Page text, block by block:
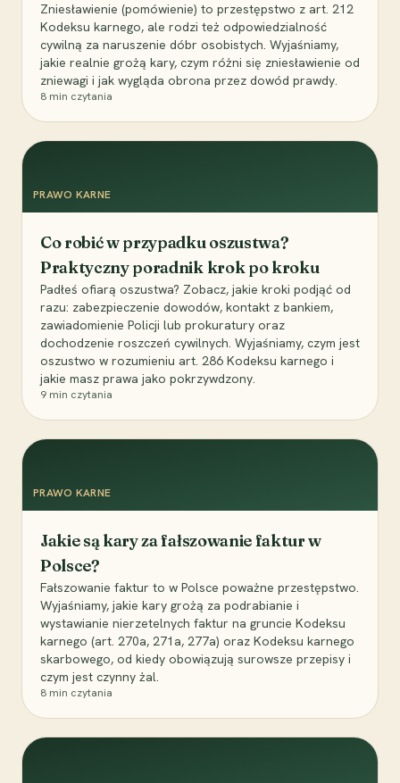
Zniesławienie (pomówienie) to przestępstwo z art. 212
Kodeksu karnego, ale rodzi też odpowiedzialność
cywilną za naruszenie dóbr osobistych. Wyjaśniamy,
jakie realnie grożą kary, czym różni się zniesławienie od
zniewagi i jak wygląda obrona przez dowód prawdy.
8 min czytania
PRAWO KARNE
Co robić w przypadku oszustwa?
Praktyczny poradnik krok po kroku
Padłeś ofiarą oszustwa? Zobacz, jakie kroki podjąć od
razu: zabezpieczenie dowodów, kontakt z bankiem,
zawiadomienie Policji lub prokuratury oraz
dochodzenie roszczeń cywilnych. Wyjaśniamy, czym jest
oszustwo w rozumieniu art. 286 Kodeksu karnego i
jakie masz prawa jako pokrzywdzony.
9 min czytania
PRAWO KARNE
Jakie są kary za fałszowanie faktur w
Polsce?
Fałszowanie faktur to w Polsce poważne przestępstwo.
Wyjaśniamy, jakie kary grożą za podrabianie i
wystawianie nierzetelnych faktur na gruncie Kodeksu
karnego (art. 270a, 271a, 277a) oraz Kodeksu karnego
skarbowego, od kiedy obowiązują surowsze przepisy i
czym jest czynny żal.
8 min czytania